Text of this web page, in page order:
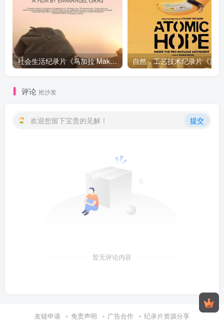
社会生活纪录片《马加拉 Makala》下载
评论 抢沙发
欢迎您留下宝贵的见解！ 提交
暂无评论内容
友链申请 免责声明 广告合作 纪录片资源分享